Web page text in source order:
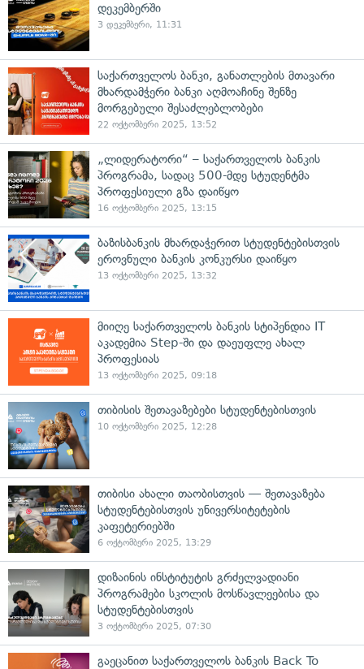
დეკემბერში
3 დეკემბერი, 11:31
საქართველოს ბანკი, განათლების მთავარი
მხარდამჭერი ბანკი აღმოაჩინე შენზე
მორგებული შესაძლებლობები
22 ოქტომბერი 2025, 13:52
„ლიდერატორი“ – საქართველოს ბანკის
პროგრამა, სადაც 500-მდე სტუდენტმა
პროფესიული გზა დაიწყო
16 ოქტომბერი 2025, 13:15
ბაზისბანკის მხარდაჭერით სტუდენტებისთვის
ეროვნული ბანკის კონკურსი დაიწყო
13 ოქტომბერი 2025, 13:32
მიიღე საქართველოს ბანკის სტიპენდია IT
აკადემია Step-ში და დაეუფლე ახალ
პროფესიას
13 ოქტომბერი 2025, 09:18
თიბისის შეთავაზებები სტუდენტებისთვის
10 ოქტომბერი 2025, 12:28
თიბისი ახალი თაობისთვის — შეთავაზება
სტუდენტებისთვის უნივერსიტეტების
კაფეტერიებში
6 ოქტომბერი 2025, 13:29
დიზაინის ინსტიტუტის გრძელვადიანი
პროგრამები სკოლის მოსწავლეებისა და
სტუდენტებისთვის
3 ოქტომბერი 2025, 07:30
გაეცანით საქართველოს ბანკის Back To